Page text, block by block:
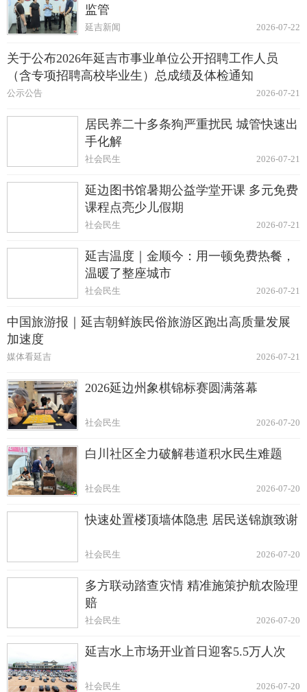
监管
2026-07-22
延吉新闻
关于公布2026年延吉市事业单位公开招聘工作人员
（含专项招聘高校毕业生）总成绩及体检通知
2026-07-21
公示公告
居民养二十多条狗严重扰民 城管快速出
手化解
2026-07-21
社会民生
延边图书馆暑期公益学堂开课 多元免费
课程点亮少儿假期
2026-07-21
社会民生
延吉温度｜金顺今：用一顿免费热餐，
温暖了整座城市
2026-07-21
社会民生
中国旅游报｜延吉朝鲜族民俗旅游区跑出高质量发展
加速度
2026-07-21
媒体看延吉
2026延边州象棋锦标赛圆满落幕
2026-07-20
社会民生
白川社区全力破解巷道积水民生难题
2026-07-20
社会民生
快速处置楼顶墙体隐患 居民送锦旗致谢
2026-07-20
社会民生
多方联动踏查灾情 精准施策护航农险理
赔
2026-07-20
社会民生
延吉水上市场开业首日迎客5.5万人次
2026-07-20
社会民生